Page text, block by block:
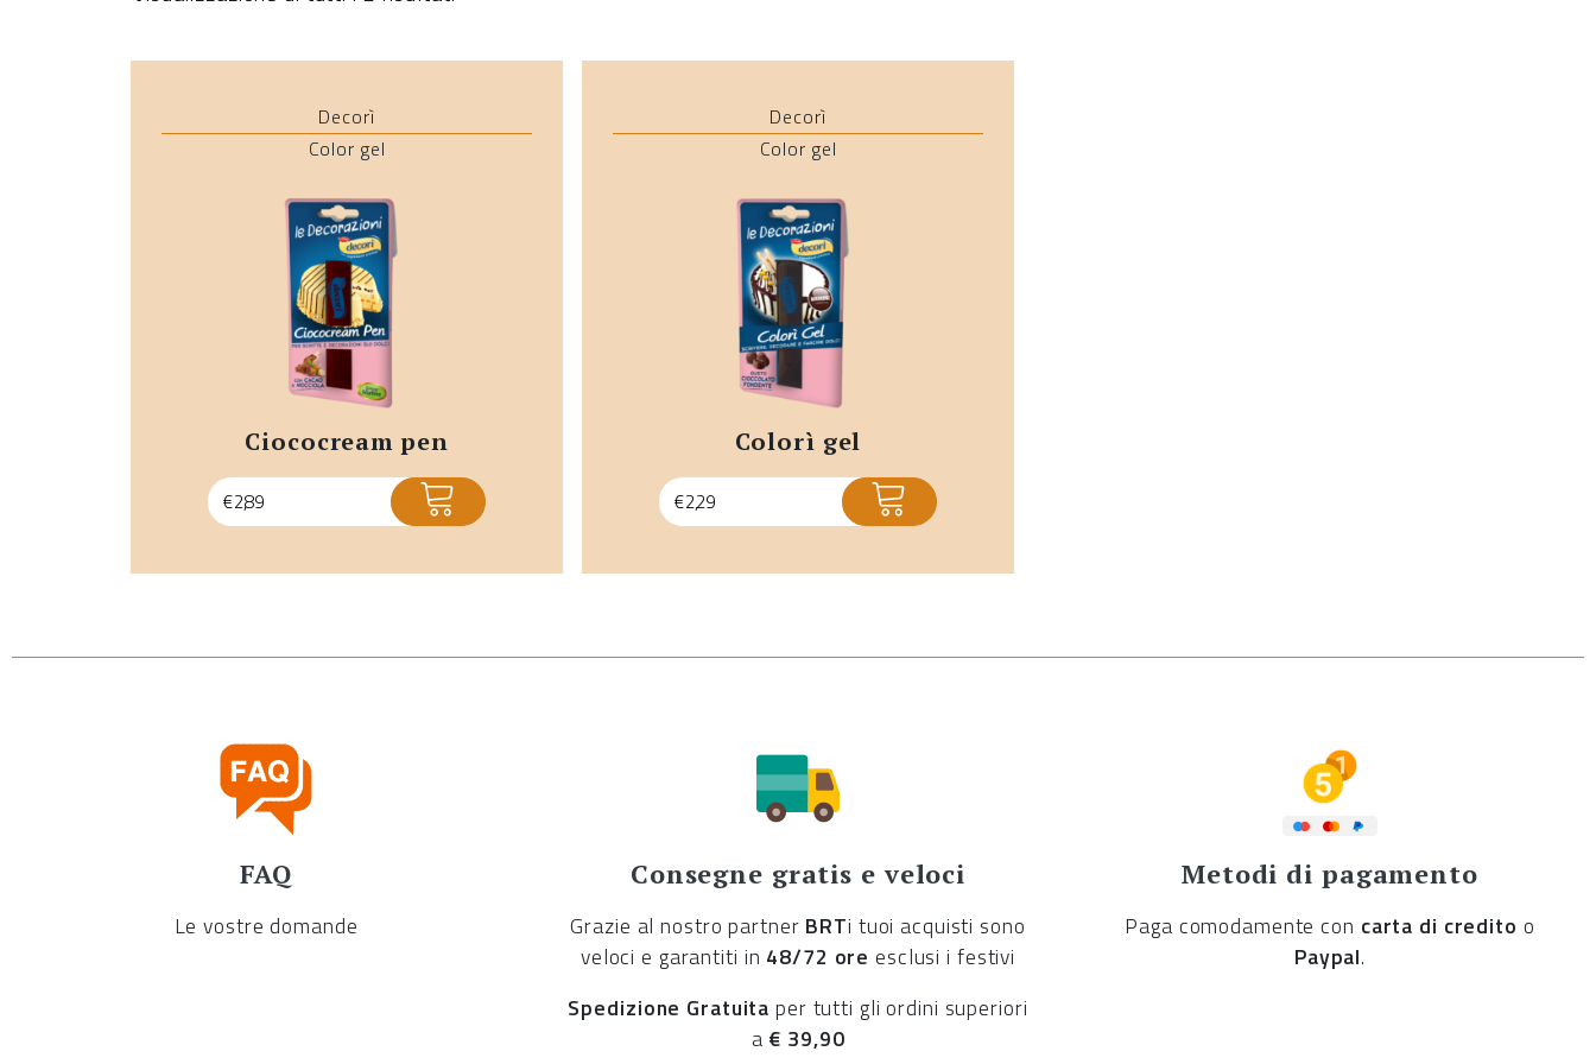
Decorì
Color gel
ciococream pen
€2,89 ACQUISTA
Decorì
Color gel
colorì gel
€2,29 ACQUISTA
FAQ
Le vostre domande
Consegne gratis e veloci
Grazie al nostro partner BRTi tuoi acquisti sono
veloci e garantiti in 48/72 ore esclusi i festivi
Spedizione Gratuita per tutti gli ordini superiori
a € 39,90
Metodi di pagamento
Paga comodamente con carta di credito o
Paypal.